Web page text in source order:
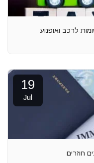
לרכב ואופנוע
19
Jul
חוזרים